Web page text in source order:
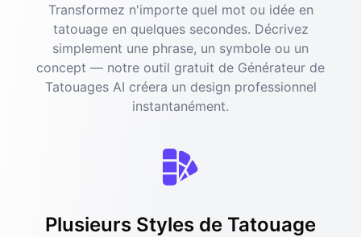
Transformez n'importe quel mot ou idée en
tatouage en quelques secondes. Décrivez
simplement une phrase, un symbole ou un
concept — notre outil gratuit de Générateur de
Tatouages AI créera un design professionnel
instantanément.
Plusieurs Styles de Tatouage